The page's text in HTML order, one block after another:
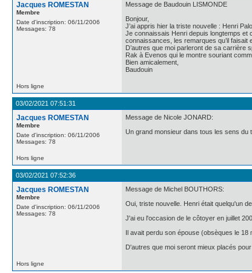
Jacques ROMESTAN
Membre
Date d'inscription: 06/11/2006
Messages: 78
Message de Baudouin LISMONDE
Bonjour,
J’ai appris hier la triste nouvelle : Henri
Je connaissais Henri depuis longtemps et
connaissances, les remarques qu’il faisait
D’autres que moi parleront de sa carrière
Rak à Evenos qui le montre souriant
Bien amicalement,
Baudouin
Hors ligne
03/02/2021 07:51:31
Jacques ROMESTAN
Membre
Date d'inscription: 06/11/2006
Messages: 78
Message de Nicole JONARD:
Un grand monsieur dans tous les sens du
Hors ligne
03/02/2021 07:52:36
Jacques ROMESTAN
Membre
Date d'inscription: 06/11/2006
Messages: 78
Message de Michel BOUTHORS:
Oui, triste nouvelle. Henri était quelqu'un
J'ai eu l'occasion de le côtoyer en juillet
Il avait perdu son épouse (obsèques le 18
D'autres que moi seront mieux placés pour
Hors ligne